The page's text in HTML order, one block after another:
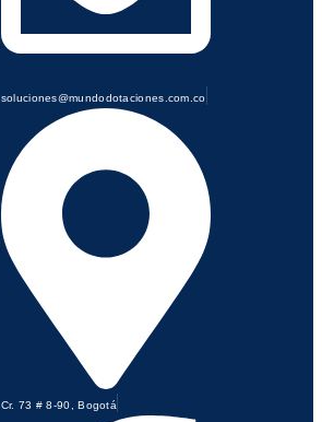
soluciones@mundodotaciones.com.co
Cr. 73 # 8-90, Bogotá